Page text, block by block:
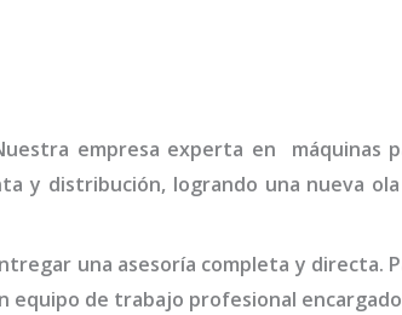
empresa experta en máquinas
y distribución, logrando una nueva
una asesoría completa y directa.
equipo de trabajo profesional